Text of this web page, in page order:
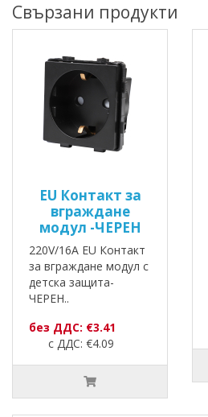
Свързани продукти
EU Контакт за
вграждане
модул -ЧЕРЕН
220V/16A EU Контакт
за вграждане модул с
детска защита-
ЧЕРЕН..
без ДДС: €3.41
с ДДС: €4.09